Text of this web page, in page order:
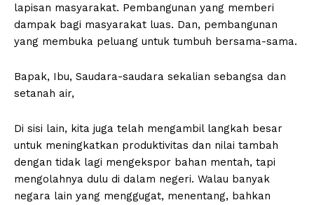
lapisan masyarakat. Pembangunan yang memberi
dampak bagi masyarakat luas. Dan, pembangunan
yang membuka peluang untuk tumbuh bersama-sama.
Bapak, Ibu, Saudara-saudara sekalian sebangsa dan
setanah air,
Di sisi lain, kita juga telah mengambil langkah besar
untuk meningkatkan produktivitas dan nilai tambah
dengan tidak lagi mengekspor bahan mentah, tapi
mengolahnya dulu di dalam negeri. Walau banyak
negara lain yang menggugat, menentang, bahkan